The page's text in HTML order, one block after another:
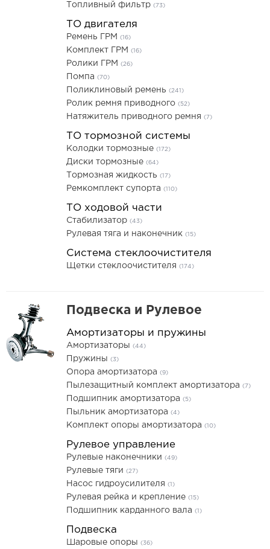
Топливный фильтр (73)
ТО двигателя
Ремень ГРМ (16)
Комплект ГРМ (16)
Ролики ГРМ (26)
Помпа (70)
Поликлиновый ремень (241)
Ролик ремня приводного (52)
Натяжитель приводного ремня (7)
ТО тормозной системы
Колодки тормозные (172)
Диски тормозные (64)
Тормозная жидкость (17)
Ремкомплект супорта (110)
ТО ходовой части
Стабилизатор (43)
Рулевая тяга и наконечник (15)
Система стеклоочистителя
Щетки стеклоочистителя (174)
Подвеска и Рулевое
Амортизаторы и пружины
Амортизаторы (44)
Пружины (3)
Опора амортизатора (9)
Пылезащитный комплект амортизатора (7)
Подшипник амортизатора (5)
Пыльник амортизатора (4)
Комплект опоры амортизатора (10)
Рулевое управление
Рулевые наконечники (49)
Рулевые тяги (27)
Насос гидроусилителя (1)
Рулевая рейка и крепление (15)
Подшипник карданного вала (1)
Подвеска
Шаровые опоры (36)